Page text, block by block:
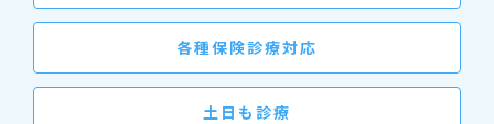
各種保険診療対応
土日も診療